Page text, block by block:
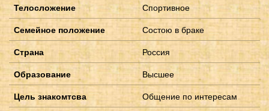
Телосложение
Спортивное
Семейное положение
Состою в браке
Страна
Россия
Образование
Высшее
Цель знакомтсва
Общение по интересам